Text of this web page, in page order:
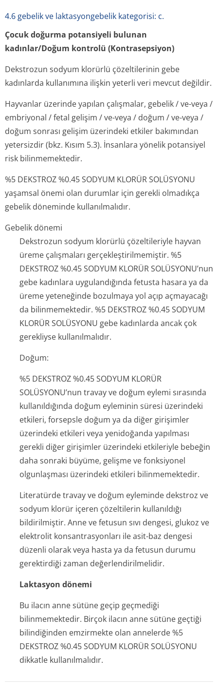
4.6 gebelik ve laktasyongebelik kategorisi: c.
Çocuk doğurma potansiyeli bulunan
kadınlar/Doğum kontrolü (Kontrasepsiyon)
Dekstrozun sodyum klorürlü çözeltilerinin gebe
kadınlarda kullanımına ilişkin yeterli veri mevcut değildir.
Hayvanlar üzerinde yapılan çalışmalar, gebelik / ve-veya /
embriyonal / fetal gelişim / ve-veya / doğum / ve-veya /
doğum sonrası gelişim üzerindeki etkiler bakımından
yetersizdir (bkz. Kısım 5.3). İnsanlara yönelik potansiyel
risk bilinmemektedir.
%5 DEKSTROZ %0.45 SODYUM KLORÜR SOLÜSYONU
yaşamsal önemi olan durumlar için gerekli olmadıkça
gebelik döneminde kullanılmalıdır.
Gebelik dönemi
Dekstrozun sodyum klorürlü çözeltileriyle hayvan
üreme çalışmaları gerçekleştiril­memiştir. %5
DEKSTROZ %0.45 SODYUM KLORÜR SOLÜSYONU’nun
gebe kadınlara uygulandığında fetusta hasara ya da
üreme yeteneğinde bozulmaya yol açıp açmayacağı
da bilinmemektedir. %5 DEKSTROZ %0.45 SODYUM
KLORÜR SOLÜSYONU gebe kadınlarda ancak çok
gerekliyse kullanılmalıdır.
Doğum:
%5 DEKSTROZ %0.45 SODYUM KLORÜR
SOLÜSYONU’nun travay ve doğum eylemi sırasında
kullanıldığında doğum eyleminin süresi üzerindeki
etkileri, forsepsle doğum ya da diğer girişimler
üzerindeki etkileri veya yenidoğanda yapılması
gerekli diğer girişimler üzerindeki etkileriyle bebeğin
daha sonraki büyüme, gelişme ve fonksiyonel
olgunlaşması üzerindeki etkileri bilinmemektedir.
Literatürde travay ve doğum eyleminde dekstroz ve
sodyum klorür içeren çözeltilerin kullanıldığı
bildirilmiştir. Anne ve fetusun sıvı dengesi, glukoz ve
elektrolit konsantrasyonları ile asit-baz dengesi
düzenli olarak veya hasta ya da fetusun durumu
gerektirdiği zaman değerlendiril­melidir.
Laktasyon dönemi
Bu ilacın anne sütüne geçip geçmediği
bilinmemektedir. Birçok ilacın anne sütüne geçtiği
bilindiğinden emzirmekte olan annelerde %5
DEKSTROZ %0.45 SODYUM KLORÜR SOLÜSYONU
dikkatle kullanılmalıdır.